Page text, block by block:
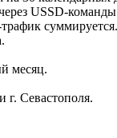
USSD-
суммируется.
месяц.
г. Севастополя.